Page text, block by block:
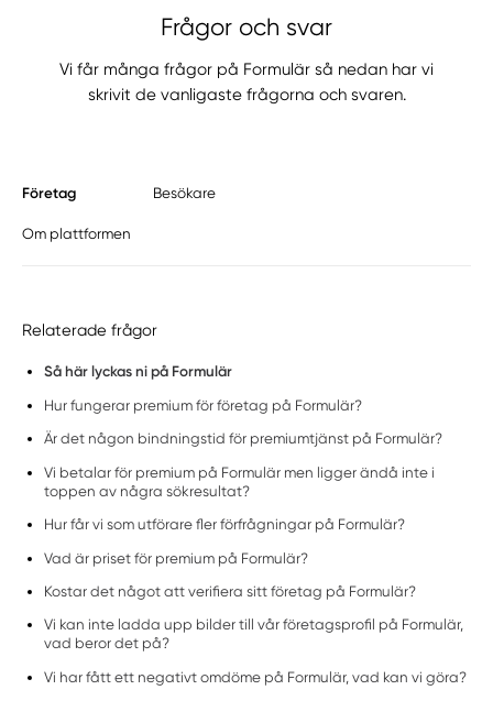
Frågor och svar
Vi får många frågor på Formulär så nedan har vi
skrivit de vanligaste frågorna och svaren.
Företag Besökare
Om plattformen
Relaterade frågor
Så här lyckas ni på Formulär
Hur fungerar premium för företag på Formulär?
Är det någon bindningstid för premiumtjänst på Formulär?
Vi betalar för premium på Formulär men ligger ändå inte i
toppen av några sökresultat?
Hur får vi som utförare fler förfrågningar på Formulär?
Vad är priset för premium på Formulär?
Kostar det något att verifiera sitt företag på Formulär?
Vi kan inte ladda upp bilder till vår företagsprofil på Formulär,
vad beror det på?
Vi har fått ett negativt omdöme på Formulär, vad kan vi göra?